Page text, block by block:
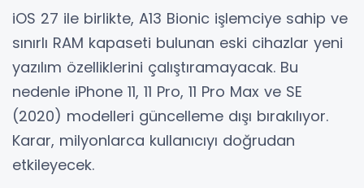
iOS 27 ile birlikte, A13 Bionic işlemciye sahip ve
sınırlı RAM kapaseti bulunan eski cihazlar yeni
yazılım özelliklerini çalıştıramayacak. Bu
nedenle iPhone 11, 11 Pro, 11 Pro Max ve SE
(2020) modelleri güncelleme dışı bırakılıyor.
Karar, milyonlarca kullanıcıyı doğrudan
etkileyecek.